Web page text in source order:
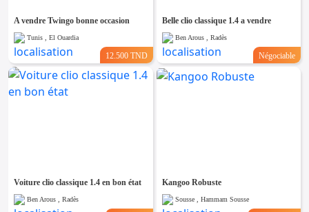
A vendre Twingo bonne occasion
Tunis , El Ouardia
12.500 TND
Belle clio classique 1.4 a vendre
Ben Arous , Radès
Négociable
Voiture clio classique 1.4 en bon état
Ben Arous , Radès
Kangoo Robuste
Sousse , Hammam Sousse